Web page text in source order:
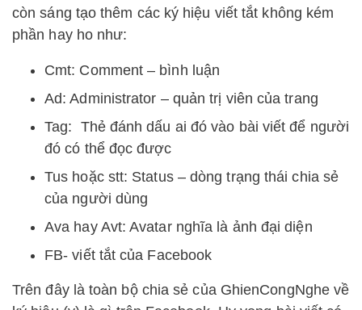
còn sáng tạo thêm các ký hiệu viết tắt không kém
phần hay ho như:
Cmt: Comment – bình luận
Ad: Administrator – quản trị viên của trang
Tag: Thẻ đánh dấu ai đó vào bài viết để người
đó có thể đọc được
Tus hoặc stt: Status – dòng trạng thái chia sẻ
của người dùng
Ava hay Avt: Avatar nghĩa là ảnh đại diện
FB- viết tắt của Facebook
Trên đây là toàn bộ chia sẻ của GhienCongNghe về